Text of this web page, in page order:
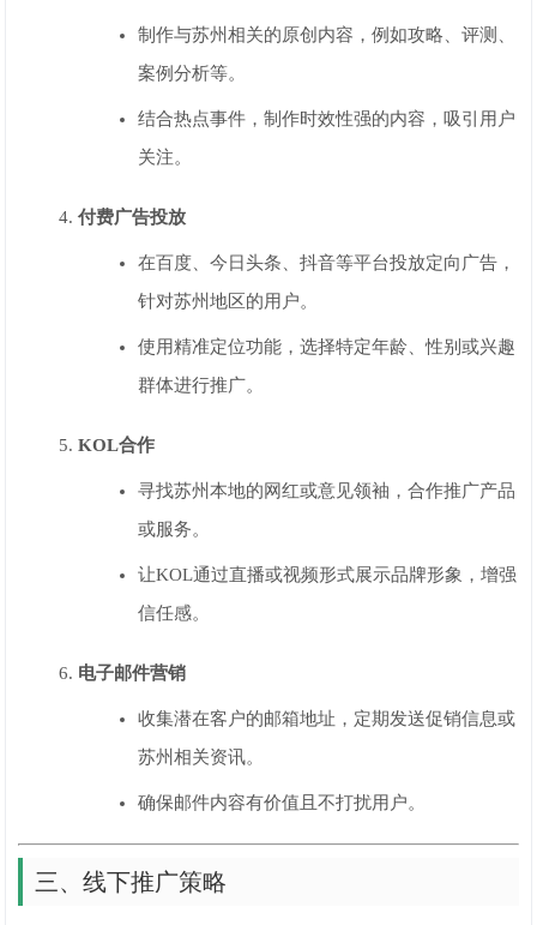
制作与苏州相关的原创内容，例如攻略、评测、
案例分析等。
结合热点事件，制作时效性强的内容，吸引用户
关注。
付费广告投放
在百度、今日头条、抖音等平台投放定向广告，
针对苏州地区的用户。
使用精准定位功能，选择特定年龄、性别或兴趣
群体进行推广。
KOL合作
寻找苏州本地的网红或意见领袖，合作推广产品
或服务。
让KOL通过直播或视频形式展示品牌形象，增强
信任感。
电子邮件营销
收集潜在客户的邮箱地址，定期发送促销信息或
苏州相关资讯。
确保邮件内容有价值且不打扰用户。
三、线下推广策略